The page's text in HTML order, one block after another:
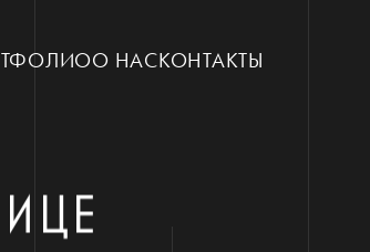
О НАСКОНТАКТЫ